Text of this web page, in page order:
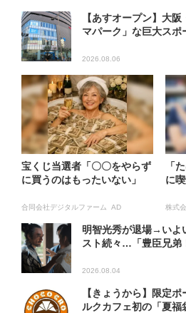
【あすオープン】大
マパーク」な巨大スポ
2026.08.06
宝くじ当選者「〇〇をやらず
に買うのはもったいない」
合同会社デジタルファーム AD
「
に
株式
明智光秀が退場→いよ
スト続々…「豊臣兄弟
2026.08.04
【きょうから】限定
ルクカフェ初の「夏福